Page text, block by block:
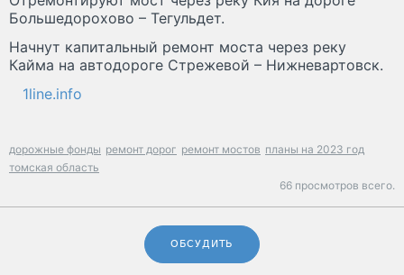
Большедорохово – Тегульдет.
Начнут капитальный ремонт моста через реку
Кайма на автодороге Стрежевой – Нижневартовск.
1line.info
дорожные фонды ремонт дорог ремонт мостов планы на 2023 год
томская область
66 просмотров всего.
ОБСУДИТЬ